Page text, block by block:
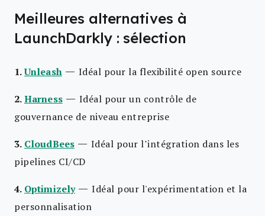
Meilleures alternatives à
LaunchDarkly : sélection
1.Unleash — Idéal pour la flexibilité open source
2.Harness — Idéal pour un contrôle de
gouvernance de niveau entreprise
3. CloudBees — Idéal pour l’intégration dans les
pipelines CI/CD
4. Optimizely — Idéal pour l'expérimentation et la
personnalisation